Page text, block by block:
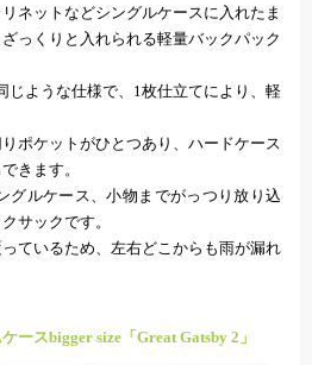
ネットなどシングルケースに入れたま
っくりと入れられる軽量バックパック
じような仕様で、1枚仕立てにより、軽
ポケットがひとつあり、ハードケース
きます。
グルケース、小物までがっつり放り込
サックです。
ているため、左右どこからも雨が漏れ
ースbigger size「Great Gatsby 2」